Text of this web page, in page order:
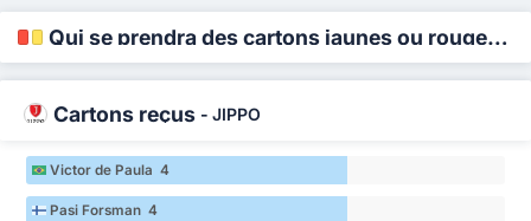
Qui se prendra des cartons jaunes ou rouges ?
Cartons reçus - JIPPO
Victor de Paula 4
Pasi Forsman 4